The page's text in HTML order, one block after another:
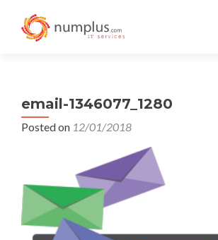
email-1346077_1280
Posted on 12/01/2018